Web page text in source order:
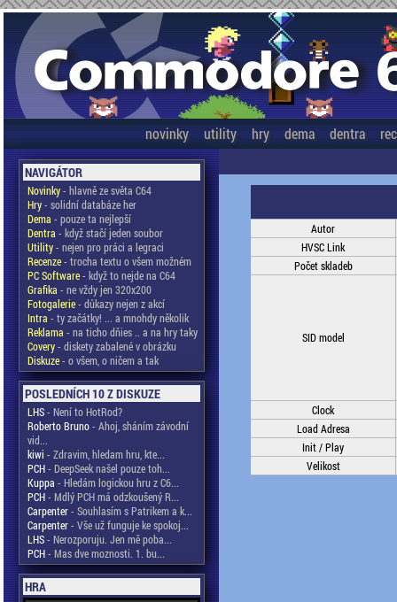
novinky utility hry dema dentra
NAVIGÁTOR
Novinky- hlavně ze světa C64
Hry- solidní databáze her
Dema - pouze ta nejlepší
Dentra - když stačí jeden soubor
Utility- nejen pro práci a legraci
Recenze- trocha textu o všem možném
PC Software- když to nejde na C64
Grafika - ne vždy jen 320x200
Fotogalerie- důkazy nejen z akcí
Intra - ty začátky! ... a mnohdy několik
Reklama - na ticho dňies .. a na hry taky
Covery- diskety zabalené v obrázku
Diskuze- o všem, o ničem a tak
POSLEDNÍCH 10 Z DISKUZE
LHS- Není to HotRod?
Roberto Bruno- Ahoj, sháním závodní
vid...
kiwi - Zdravim, hledam hru, kte...
PCH- DeepSeek našel pouze toh...
Kuppa - Hledám logickou hru z C6...
PCH- Mdlý PCH má odzkoušený R...
Carpenter- Souhlasím s Patrikem a k...
Carpenter- Vše už funguje ke spokoj...
LHS- Nerozporuju. Jen mě poba...
PCH- Mas dve moznosti. 1. bu...
HRA
Autor
HVSC Link
Počet skladeb
SID model
Clock
Load Adresa
Init / Play
Velikost